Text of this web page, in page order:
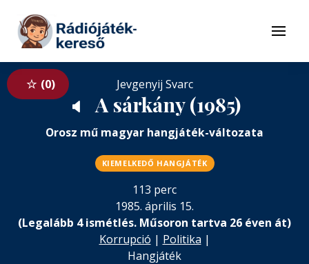
Tovább a tartalomhoz
Menü
0 Jevgenyij Svarc
🔈 A sárkány (1985)
Orosz mű magyar hangjáték-változata
KIEMELKEDŐ HANGJÁTÉK
113 perc
1985. április 15.
(Legalább 4 ismétlés. Műsoron tartva 26 éven át)
Korrupció | Politika |
Hangjáték